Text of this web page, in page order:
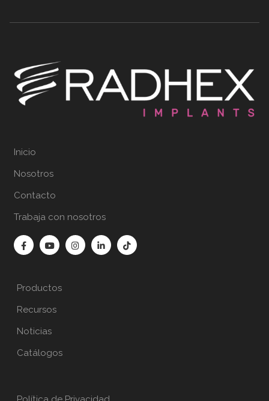
Inicio
Nosotros
Contacto
Trabaja con nosotros
Productos
Recursos
Noticias
Catálogos